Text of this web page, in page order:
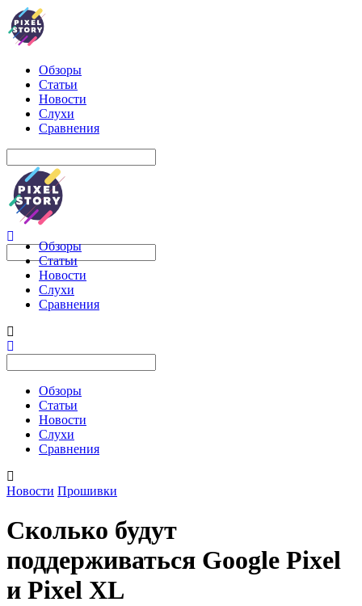
Обзоры
Статьи
Новости
Слухи
Сравнения
Обзоры
Статьи
Новости
Слухи
Сравнения
Обзоры
Статьи
Новости
Слухи
Сравнения
Новости Прошивки
Сколько будут
поддерживаться Google Pixel
и Pixel XL